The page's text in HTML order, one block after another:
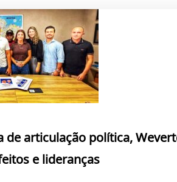
de articulação política,
e lideranças